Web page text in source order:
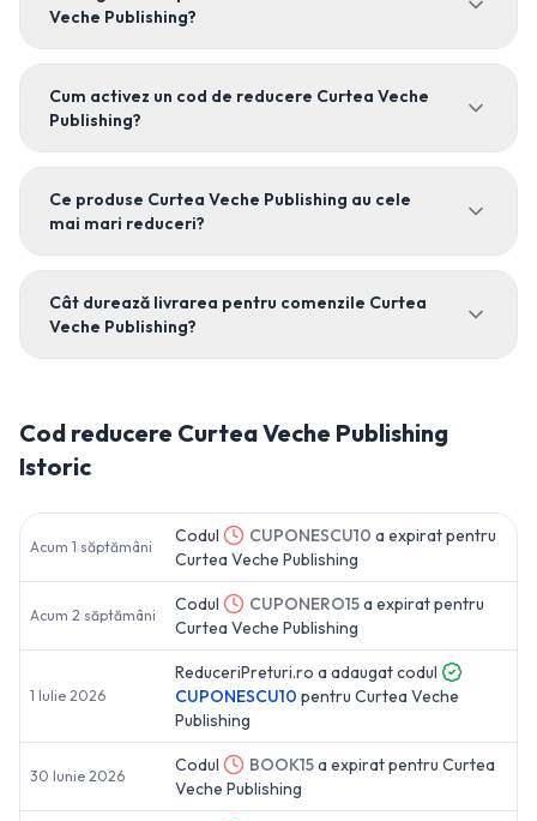
Veche Publishing?
Cum activez un cod de reducere Curtea Veche
Publishing?
Ce produse Curtea Veche Publishing au cele
mai mari reduceri?
Cât durează livrarea pentru comenzile Curtea
Veche Publishing?
Cod reducere Curtea Veche Publishing
Istoric
Acum 1 săptămâni
Codul CUPONESCU10 a expirat pentru
Curtea Veche Publishing
Acum 2 săptămâni
Codul CUPONERO15a expirat pentru
Curtea Veche Publishing
1 Iulie 2026
ReduceriPreturi.ro a adaugat codul
CUPONESCU10 pentru Curtea Veche
Publishing
30 Iunie 2026
Codul BOOK15a expirat pentru Curtea
Veche Publishing